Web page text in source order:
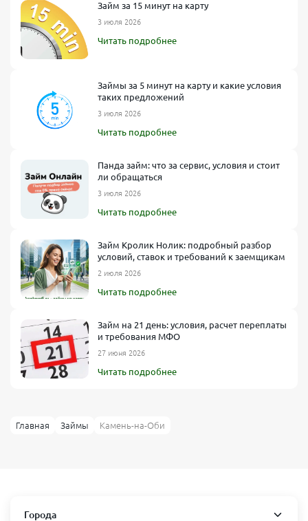
Займ за 15 минут на карту
3 июля 2026
Читать подробнее
Займы за 5 минут на карту и какие условия
таких предложений
3 июля 2026
Читать подробнее
Панда займ: что за сервис, условия и стоит
ли обращаться
3 июля 2026
Читать подробнее
Займ Кролик Нолик: подробный разбор
условий, ставок и требований к заемщикам
2 июля 2026
Читать подробнее
Займ на 21 день: условия, расчет переплаты
и требования МФО
27 июня 2026
Читать подробнее
Главная Займы Камень-на-Оби
Города